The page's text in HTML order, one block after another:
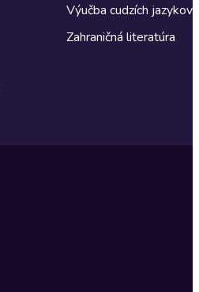
Výučba cudzích jazykov
Zahraničná literatúra